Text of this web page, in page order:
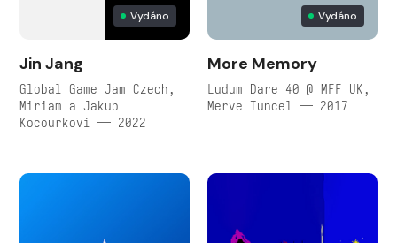
Vydáno
Jin Jang
Global Game Jam Czech,
Miriam a Jakub
Kocourkovi — 2022
Vydáno
More Memory
Ludum Dare 40 @ MFF UK,
Merve Tuncel — 2017